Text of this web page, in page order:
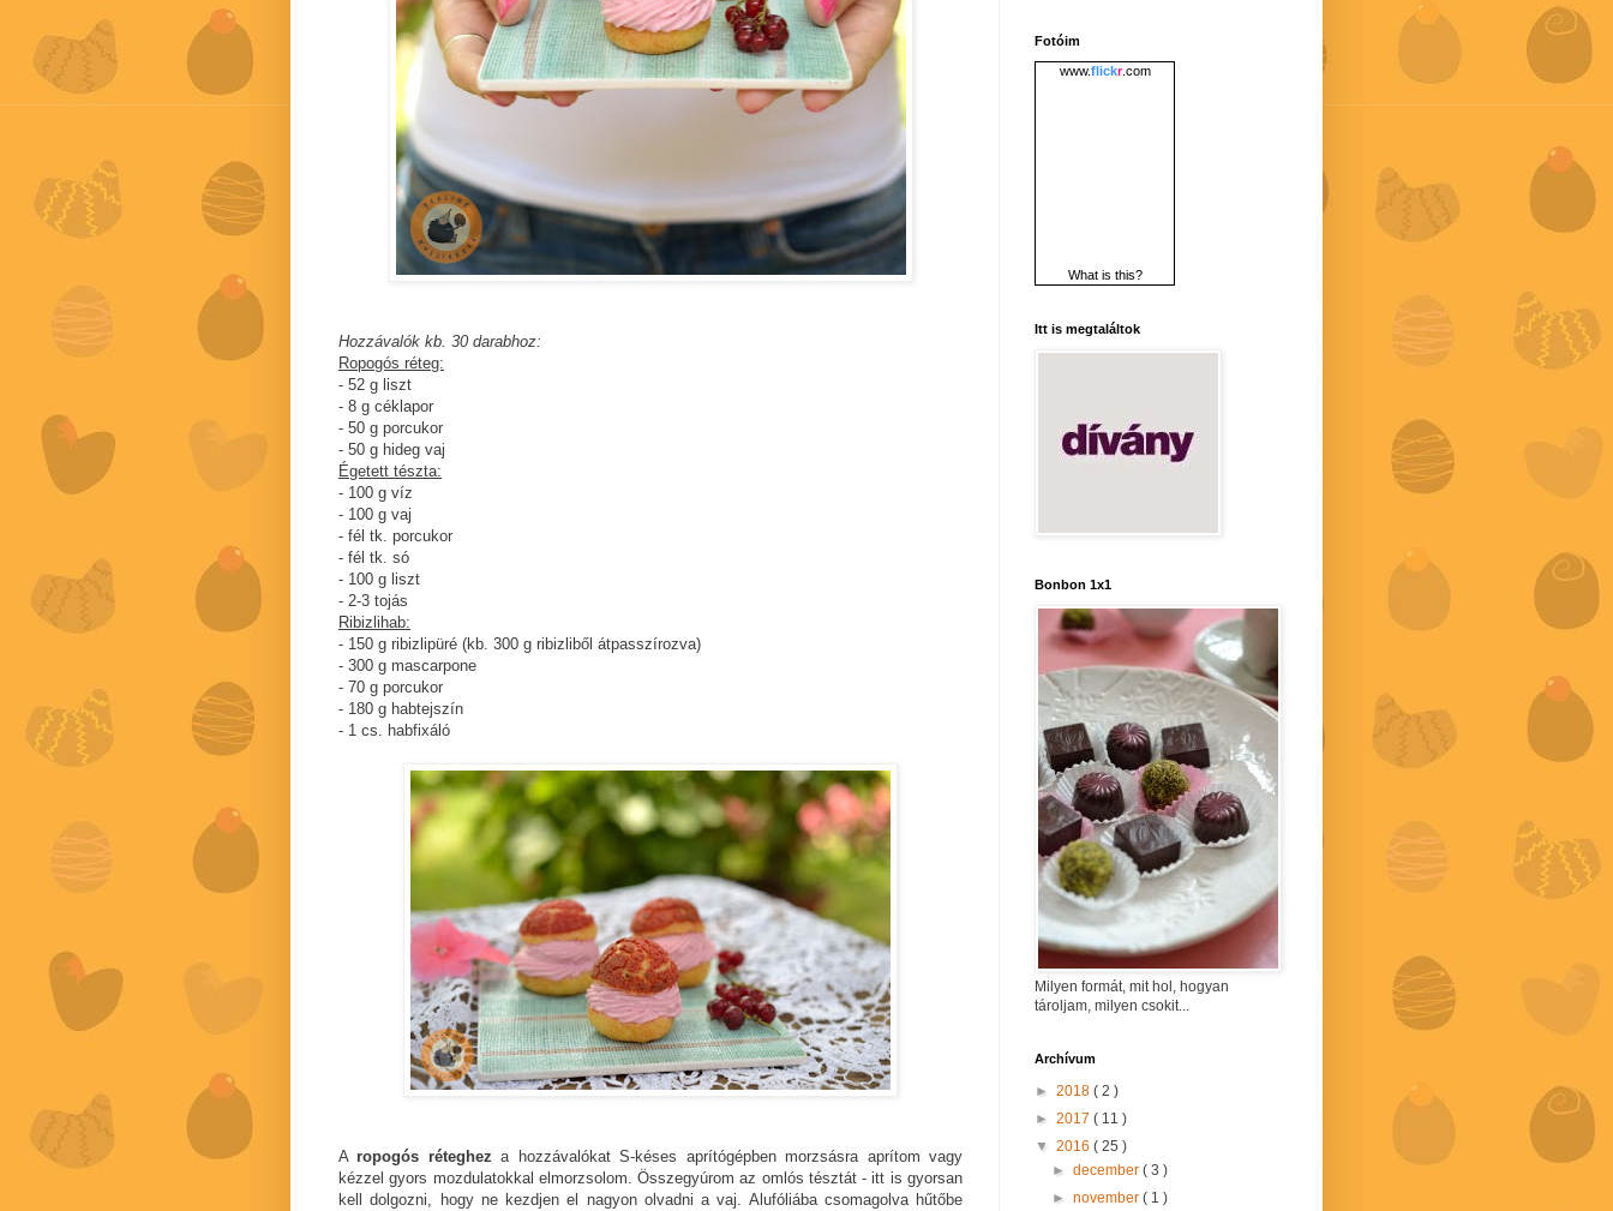
Hozzávalók kb. 30 darabhoz:
Ropogós réteg:
- 52 g liszt
- 8 g céklapor
- 50 g porcukor
- 50 g hideg vaj
Égetett tészta:
- 100 g víz
- 100 g vaj
- fél tk. porcukor
- fél tk. só
- 100 g liszt
- 2-3 tojás
Ribizlihab:
- 150 g ribizlipüré (kb. 300 g ribizliből átpasszírozva)
- 300 g mascarpone
- 70 g porcukor
- 180 g habtejszín
- 1 cs. habfixáló
A ropogós réteghez a hozzávalókat S-késes aprítógépben morzsásra aprítom vagy
kézzel gyors mozdulatokkal elmorzsolom. Összegyúrom az omlós tésztát - itt is gyorsan
kell dolgozni, hogy ne kezdjen el nagyon olvadni a vaj. Alufóliába csomagolva hűtőbe
Fotóim
www.flickr.com
What is this?
Itt is megtaláltok
Bonbon 1x1
Milyen formát, mit hol, hogyan
tároljam, milyen csokit...
Archívum
► 2018 ( 2 )
► 2017 ( 11 )
▼ 2016 ( 25 )
►december( 3 )
►november( 1 )